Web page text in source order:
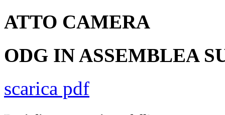
ATTO CAMERA
ODG IN ASSEMBLEA
scarica pdf